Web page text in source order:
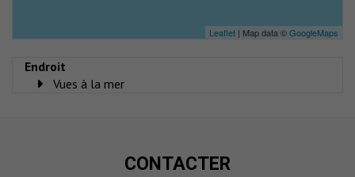
Leaflet | Map data ©GoogleMaps
Endroit
Vues à la mer
CONTACTER